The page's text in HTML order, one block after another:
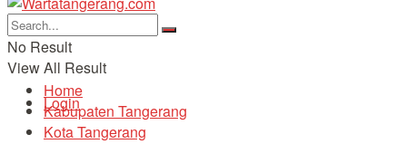
No Result
View All Result
Login
Home
Kabupaten Tangerang
Kota Tangerang